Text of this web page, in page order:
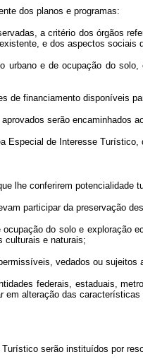
dos planos e programas:
a critério dos órgãos
e dos aspectos sociais
urbano e de ocupação do
de financiamento disponíveis
serão encaminhados
Especial de Interesse Turístico,
lhe conferirem potencialidade
participar da preservação
do solo e exploração
culturais e naturais;
vedados ou sujeitos
federais, estaduais,
em alteração das
serão instituídos por